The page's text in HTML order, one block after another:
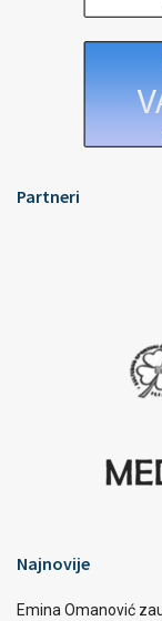
Partneri
Najnovije
Emina Omanović